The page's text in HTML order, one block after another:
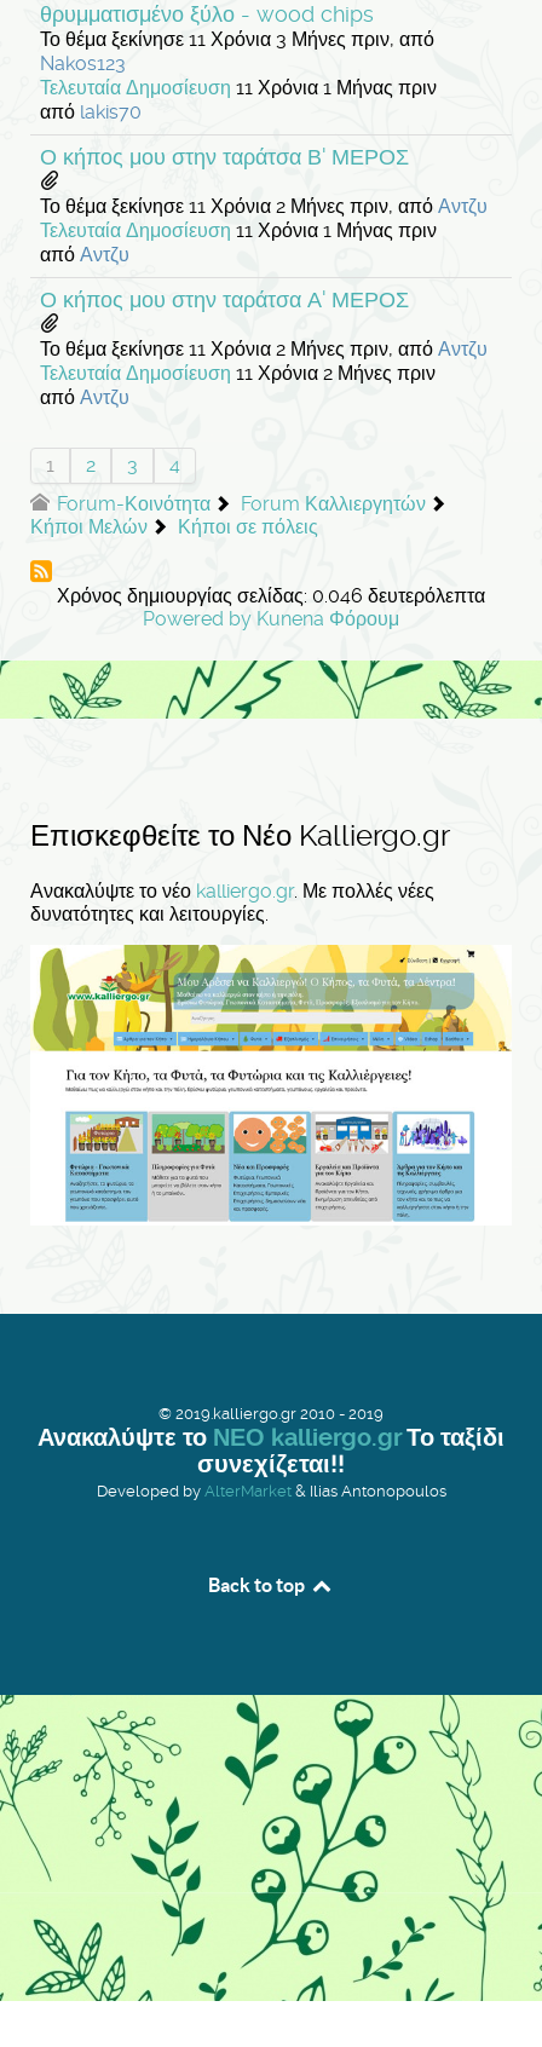
θρυμματισμένο ξύλο - wood chips
Το θέμα ξεκίνησε 11 Χρόνια 3 Μήνες πριν, από
Nakos123
Τελευταία Δημοσίευση 11 Χρόνια 1 Μήνας πριν
από lakis70
Ο κήπος μου στην ταράτσα Β' ΜΕΡΟΣ
Το θέμα ξεκίνησε 11 Χρόνια 2 Μήνες πριν, από Αντζυ
Τελευταία Δημοσίευση 11 Χρόνια 1 Μήνας πριν
από Αντζυ
Ο κήπος μου στην ταράτσα Α' ΜΕΡΟΣ
Το θέμα ξεκίνησε 11 Χρόνια 2 Μήνες πριν, από Αντζυ
Τελευταία Δημοσίευση 11 Χρόνια 2 Μήνες πριν
από Αντζυ
1 2 3
4
Forum-Κοινότητα
Forum Καλλιεργητών
Κήποι Μελών
Κήποι σε πόλεις
Χρόνος δημιουργίας σελίδας: 0.046 δευτερόλεπτα
Powered by Kunena Φόρουμ
Επισκεφθείτε το Νέο Kalliergo.gr
Ανακαλύψτε το νέο kalliergo.gr. Με πολλές νέες
δυνατότητες και λειτουργίες.
© 2019.kalliergo.gr 2010 - 2019
Ανακαλύψτε το ΝΕΟ kalliergo.grΤο ταξίδι
συνεχίζεται!!
Developed by AlterMarket& Ilias Antonopoulos
Back to top